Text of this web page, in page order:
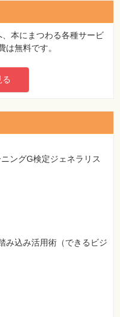
本にまつわる各種サービ
は無料です。
ングG検定ジェネラリス
み込み活用術（できるビジ